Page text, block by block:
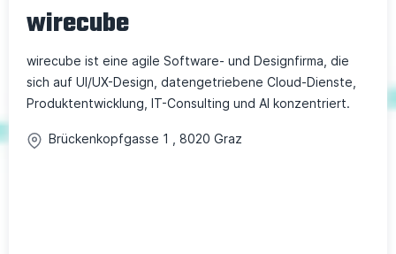
wirecube
wirecube ist eine agile Software- und Designfirma, die
sich auf UI/UX-Design, datengetriebene Cloud-Dienste,
Produktentwicklung, IT-Consulting und AI konzentriert.
Brückenkopfgasse 1 8020 Graz